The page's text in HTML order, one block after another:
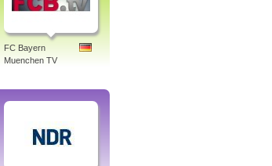
FC Bayern
Muenchen TV